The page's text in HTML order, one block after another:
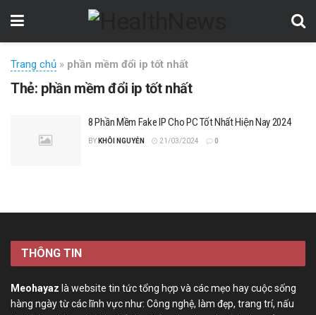
Trang chủ » phần mềm đổi ip tốt nhất
Thẻ: phần mềm đổi ip tốt nhất
8 Phần Mềm Fake IP Cho PC Tốt Nhất Hiện Nay 2024
BY KHÔI NGUYỄN 21/03/2024 0
THÔNG TIN
Meohayaz là website tin tức tổng hợp và các mẹo hay cuộc sống
hàng ngày từ các lĩnh vực như: Công nghệ, làm đẹp, trang trí, nấu